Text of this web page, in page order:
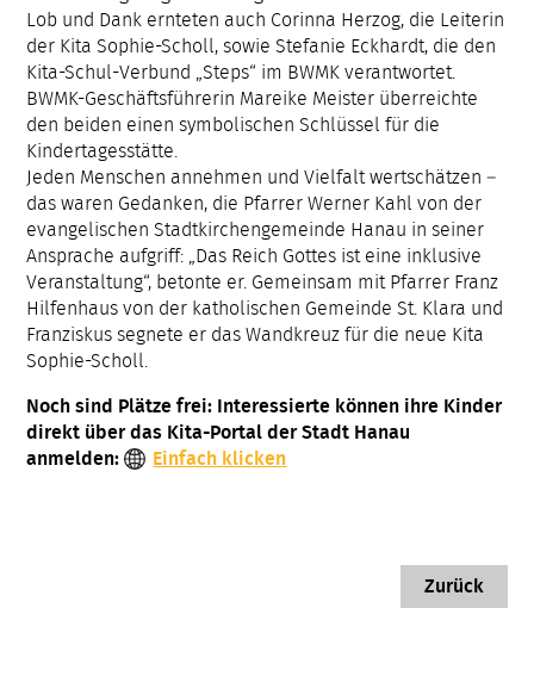
Lob und Dank ernteten auch Corinna Herzog, die Leiterin
der Kita Sophie-Scholl, sowie Stefanie Eckhardt, die den
Kita-Schul-Verbund „Steps“ im BWMK verantwortet.
BWMK-Geschäftsführerin Mareike Meister überreichte
den beiden einen symbolischen Schlüssel für die
Kindertagesstätte.
Jeden Menschen annehmen und Vielfalt wertschätzen –
das waren Gedanken, die Pfarrer Werner Kahl von der
evangelischen Stadtkirchengemeinde Hanau in seiner
Ansprache aufgriff: „Das Reich Gottes ist eine inklusive
Veranstaltung“, betonte er. Gemeinsam mit Pfarrer Franz
Hilfenhaus von der katholischen Gemeinde St. Klara und
Franziskus segnete er das Wandkreuz für die neue Kita
Sophie-Scholl.
Noch sind Plätze frei: Interessierte können ihre Kinder
direkt über das Kita-Portal der Stadt Hanau
anmelden:
Einfach klicken
Zurück